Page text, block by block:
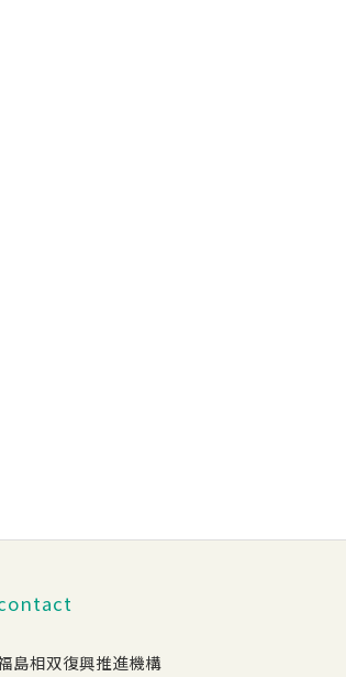
島相双復興推進機構